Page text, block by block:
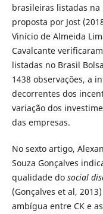
brasileiras listadas na
proposta por Jost
Vinício de Almeida
Cavalcante
listadas no Brasil
1438 observações, a
decorrentes dos
variação dos
das empresas.
No sexto artigo,
Souza Gonçalves
qualidade do social
(Gonçalves et al,
ambígua entre CK e